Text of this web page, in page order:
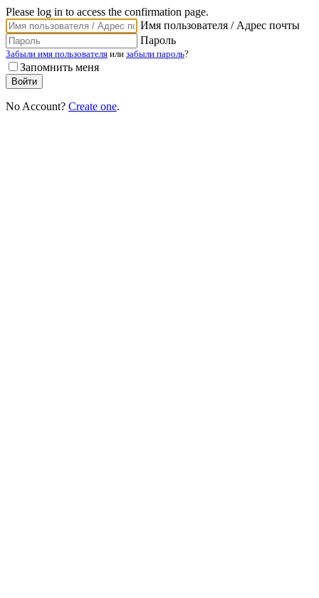
Please log in to access the confirmation page.
Имя пользователя / Адрес почты
Пароль
Забыли имя пользователя или забыли пароль?
Запомнить меня
No Account? Create one.